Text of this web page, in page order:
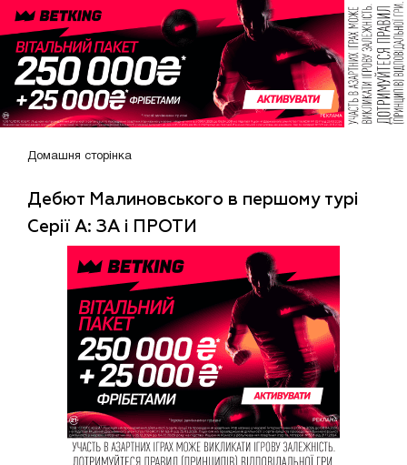
Домашня сторінка
Дебют Малиновського в першому турі
Серії А: ЗА і ПРОТИ